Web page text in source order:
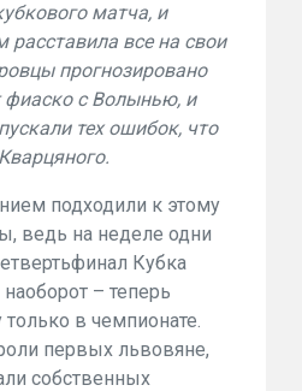
матча, и
расставила все на свои
прогнозировано
фиаско с Волынью, и
тех ошибок, что
подходили к этому
ведь на неделе одни
Кубка
– теперь
в чемпионате.
первых львовяне,
собственных